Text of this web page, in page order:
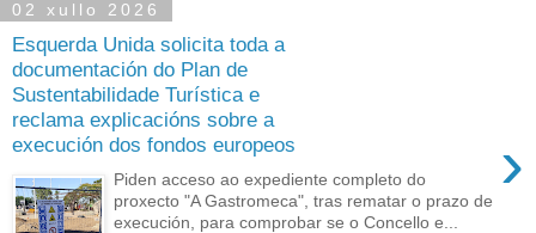
02 xullo 2026
Esquerda Unida solicita toda a
documentación do Plan de
Sustentabilidade Turística e
reclama explicacións sobre a
execución dos fondos europeos
›
Piden acceso ao expediente completo do
proxecto "A Gastromeca", tras rematar o prazo de
execución, para comprobar se o Concello e...